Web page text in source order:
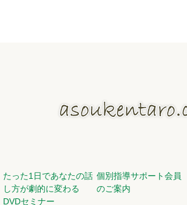
たった1日であなたの話
し方が劇的に変わる
DVDセミナー
個別指導サポート会員
のご案内